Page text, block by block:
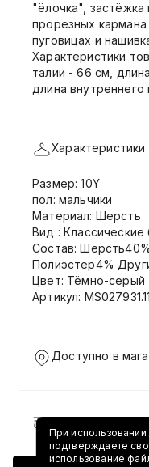
"ёлочка", застёжка
прорезных
пуговицах и
Характеристики
талии - 66 см,
длина
Характеристики
Размер: 10Y
пол: мальчики
Материал: Шерсть
Вид : Классические
Состав:
Полиэстер4%
Цвет: Тёмно-серый
Артикул:
Доступно в
Доставка и
При использовании
подтверждаете
использование